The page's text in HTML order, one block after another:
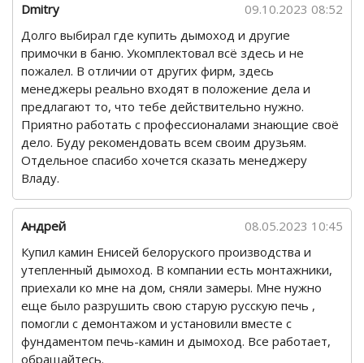
Dmitry
09.10.2023 08:52
Долго выбирал где купить дымоход и другие
примочки в баню. Укомплектовал всё здесь и не
пожалел. В отличии от других фирм, здесь
менеджеры реально входят в положение дела и
предлагают то, что тебе действительно нужно.
Приятно работать с профессионалами знающие своё
дело. Буду рекомендовать всем своим друзьям.
Отдельное спасибо хочется сказать менеджеру
Владу.
Андрей
08.05.2023 10:45
Купил камин Енисей белоруского производства и
утепленный дымоход. В компании есть монтажники,
приехали ко мне на дом, сняли замеры. Мне нужно
еще было разрушить свою старую русскую печь ,
помогли с демонтажом и установили вместе с
фундаментом печь-камин и дымоход. Все работает,
обращайтесь.